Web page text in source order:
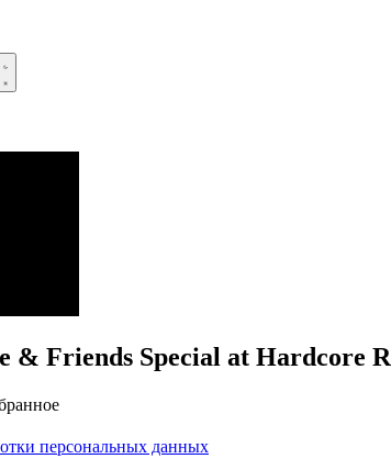
& Friends Special at Hardcore
персональных данных